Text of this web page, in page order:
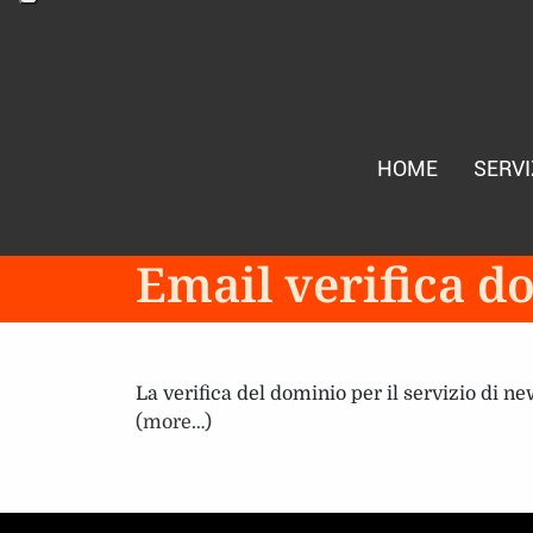
HOME
Email verifica
La verifica del dominio per il servizio di
(more…)